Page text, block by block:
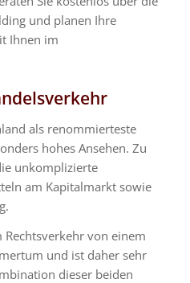
und planen Ihre
Ihnen im
als renommierteste
hohes Ansehen. Zu
unkomplizierte
am Kapitalmarkt sowie
von einem
und ist daher sehr
dieser beiden